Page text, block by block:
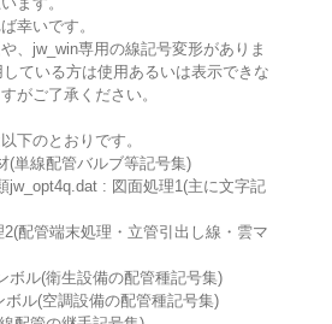
幸いです。
、jw_win専用の線記号変形がありま
ている方は使用あるいは表示できな
がご了承ください。
下のとおりです。
(単線配管バルブ等記号集)
jw_opt4q.dat : 図面処理1(主に文字記
配管端末処理・立管引出し線・雲マ
ボル(衛生設備の配管種記号集)
ル(空調設備の配管種記号集)